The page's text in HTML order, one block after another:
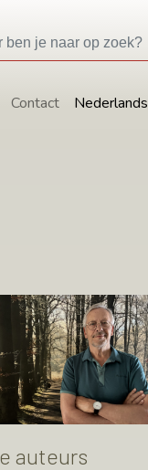
Contact Nederlands
auteurs